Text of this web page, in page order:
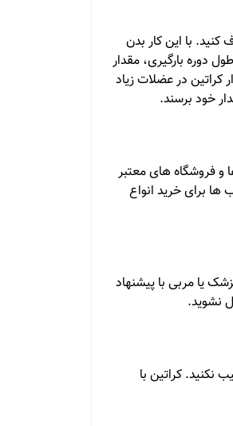
با این کار بدن
دوره بارگیری، مقدار
در عضلات زیاد
خود برسند.
و فروشگاه های معتبر
ها برای خرید انواع
یا مربی با پیشنهاد
نشوید.
نکنید. کراتین با